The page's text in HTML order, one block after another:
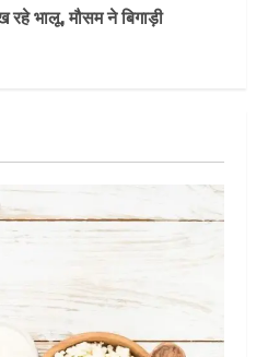
भालू, मौसम ने बिगाड़ी